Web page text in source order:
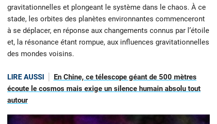
gravitationnelles et plongeant le système dans le chaos. À ce
stade, les orbites des planètes environnantes commenceront
à se déplacer, en réponse aux changements connus par l’étoile
et, la résonance étant rompue, aux influences gravitationnelles
des mondes voisins.
LIRE AUSSI
En Chine, ce télescope géant de 500 mètres
écoute le cosmos mais exige un silence humain absolu tout
autour